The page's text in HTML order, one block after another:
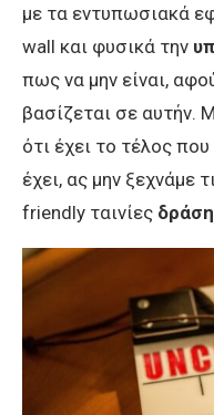
με τα εντυπωσιακά
wall και φυσικά την
πως να μην είναι,
βασίζεται σε αυτήν.
ότι έχει το τέλος
έχει, ας μην ξεχνάμε
friendly ταινίες